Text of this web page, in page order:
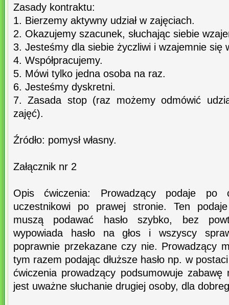
Zasady kontraktu:
1. Bierzemy aktywny udział w zajęciach.
2. Okazujemy szacunek, słuchając siebie
3. Jesteśmy dla siebie życzliwi i wzajemnie się
4. Współpracujemy.
5. Mówi tylko jedna osoba na raz.
6. Jesteśmy dyskretni.
7. Zasada stop (raz możemy odmówić
zajęć).
Źródło: pomysł własny.
Załącznik nr 2
Opis ćwiczenia: Prowadzący podaje po
uczestnikowi po prawej stronie. Ten
muszą podawać hasło szybko, bez
wypowiada hasło na głos i wszyscy
poprawnie przekazane czy nie. Prowadzący
tym razem podając dłuższe hasło np. w
ćwiczenia prowadzący podsumowuje
jest uważne słuchanie drugiej osoby, dla